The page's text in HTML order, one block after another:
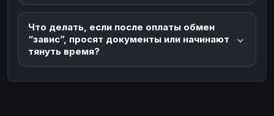
Что делать, если после оплаты обмен
“завис”, просят документы или начинают
тянуть время?